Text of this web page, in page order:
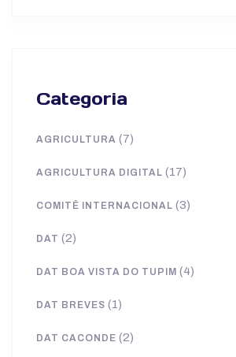
Categoria
AGRICULTURA (7)
AGRICULTURA DIGITAL (17)
COMITÊ INTERNACIONAL (3)
DAT (2)
DAT BOA VISTA DO TUPIM (4)
DAT BREVES (1)
DAT CACONDE (2)